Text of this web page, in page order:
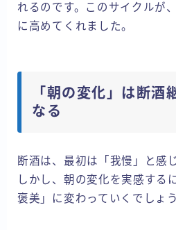
れるのです。このサイクルが
に高めてくれました。
「朝の変化」は断酒
なる
断酒は、最初は「我慢」と感
しかし、朝の変化を実感する
褒美」に変わっていくでしょう